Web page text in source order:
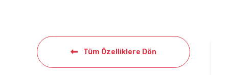
Tüm Özelliklere Dön